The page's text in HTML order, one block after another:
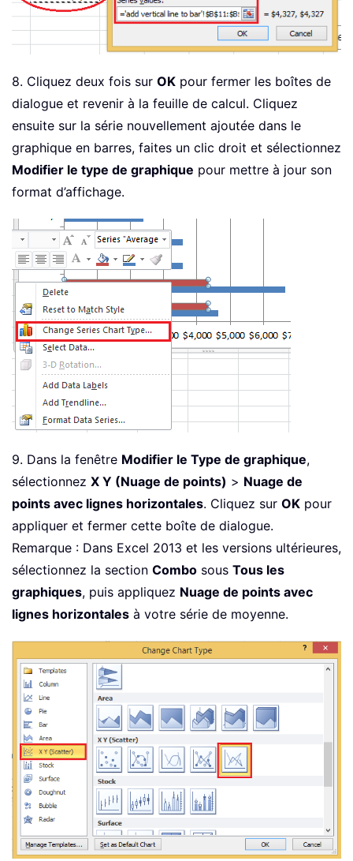
8. Cliquez deux fois sur OK pour fermer les boîtes de
dialogue et revenir à la feuille de calcul. Cliquez
ensuite sur la série nouvellement ajoutée dans le
graphique en barres, faites un clic droit et sélectionnez
Modifier le type de graphique pour mettre à jour son
format d’affichage.
9. Dans la fenêtre Modifier le Type de graphique,
sélectionnez X Y (Nuage de points) > Nuage de
points avec lignes horizontales. Cliquez sur OK pour
appliquer et fermer cette boîte de dialogue.
Remarque : Dans Excel 2013 et les versions ultérieures,
sélectionnez la section Combo sous Tous les
graphiques, puis appliquez Nuage de points avec
lignes horizontales à votre série de moyenne.